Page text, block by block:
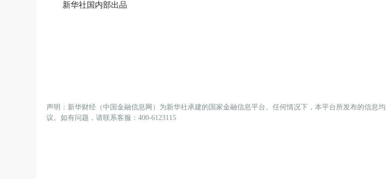
新华社国内部出品
声明：新华财经（中国金融信息网）为新华社承建的国家金融信息平台。任何情况下，本平台所发布的信息
议。如有问题，请联系客服：400-6123115